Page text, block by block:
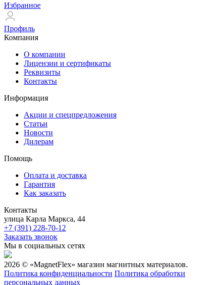
Избранное
Профиль
Компания
О компании
Лицензии и сертификаты
Реквизиты
Контакты
Информация
Акции и спецпредложения
Статьи
Новости
Дилерам
Помощь
Оплата и доставка
Гарантия
Как заказать
Контакты
улица Карла Маркса, 44
+7 (391) 228-70-12
Заказать звонок
Мы в социальных сетях
2026 © «MagnetFlex» магазин магнитных материалов.
Политика конфиденциальности Политика обработки
персональных данных